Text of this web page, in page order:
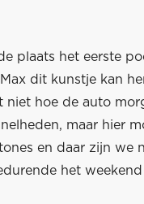
plaats het eerste
dit kunstje kan
niet hoe de auto
maar hier
en daar zijn we
het weekend